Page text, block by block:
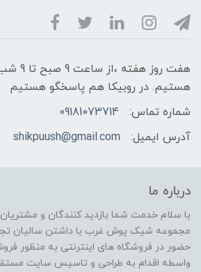
هفت
هستیم. در روبیکا هم پاسخگو هستیم
شماره تماس:
09181073714
آدرس ایمیل:
shikpuush@gmail.com
درباره ما
با سلام خدمت شما بازدید کنندگان و
مجموعه شیک پوش غرب با داشتن سالیان
حضور در فروشگاه های اینترنتی به منظور
واسطه اقدام به طراحی و تاسیس سایت